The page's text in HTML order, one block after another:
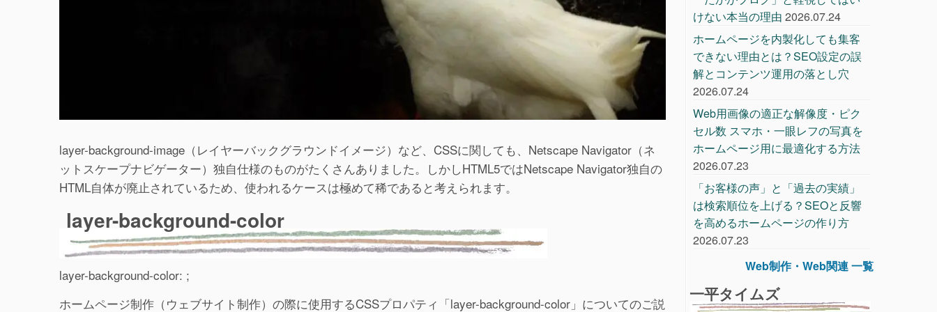
layer-background-image（レイヤーバックグラウンドイメージ）など、CSSに関しても、Netscape Navigator（ネ
ットスケープナビゲーター）独自仕様のものがたくさんありました。しかしHTML5ではNetscape Navigator独自の
HTML自体が廃止されているため、使われるケースは極めて稀であると考えられます。
layer-background-color
layer-background-color: ;
ホームページ制作（ウェブサイト制作）の際に使用するCSSプロパティ「layer-background-color」についてのご説
けない本当の理由 2026.07.24
ホームページを内製化しても集客
できない理由とは？SEO設定の誤
解とコンテンツ運用の落とし穴
2026.07.24
Web用画像の適正な解像度・ピク
セル数 スマホ・一眼レフの写真を
ホームページ用に最適化する方法
2026.07.23
「お客様の声」と「過去の実績」
は検索順位を上げる？SEOと反響
を高めるホームページの作り方
2026.07.23
Web制作・Web関連 一覧
一平タイムズ